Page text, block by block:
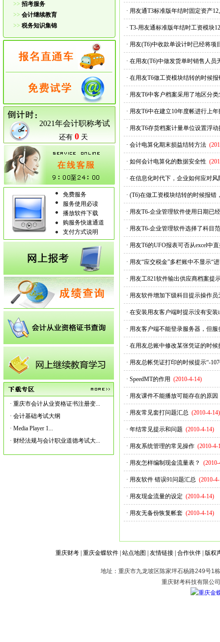
>> 招考服务
>> 会计继续教育
>> 税务知识集锦
2021年会计职称考试
还有 0 天
免费服务
服务使用必读
播放软件下载
购服务快速通道
支付方式说明
· 重庆市会计从业资格证书注册变...
· 会计基础考试大纲
· Media Player 1...
· 财经法规与会计职业道德考试大...
· 用友通T3标准版年结时固定资产
· T3-用友通标准版年结时工资模块
· 用友(T6)中收款单设计时已经将
· 在用友(T6)中做发货单时销售人员
· 在用友T6做工资模块结转的时候
· 用友T6中客户档案采用了地区分
· 用友T6中在建立10年度帐进行上
· 用友T6存货档案计量单位设置浮
· 会计电算化期末损益结转方法
· 如何会计电算化的数据安全性
· 在信息化时代下，企业如何应对风
· (T6)在做工资模块结转的时候报错
· 用友T6-企业管理软件使用日期已
· 用友T6-企业管理软件选择了科目
· 用友T6的UFO报表可否从excel中
· 用友“应交税金”多栏账中不显示“
· 用友工821软件输出供应商档案提
· 用友软件增加下级科目提示操作员
· 在安装用友客户端时提示没有安装
· 用友客户端不能登录服务器，但
· 在用友总账中修改某张凭证的时
· 用友总帐凭证打印的时候提示“-
· SpeedMT的作用 (2010-4-14)
· 用友课件不能播放可能存在的原因
· 用友常见套打问题汇总 (2010-4-14)
· 年结常见提示和问题 (2010-4-14)
· 用友系统管理的常见操作 (2010-4-
· 用友怎样编制现金流量表？
· 用友软件 错误91问题汇总 (2010-
· 用友现金流量的设定 (2010-4-14)
· 用友无备份恢复帐套 (2010-4-14)
重庆财考 重庆金蝶软件 站点地图 友情链接 合作伙伴 版权
地址：重庆市九龙坡区陈家坪石杨路249号1
重庆财考科技有限公